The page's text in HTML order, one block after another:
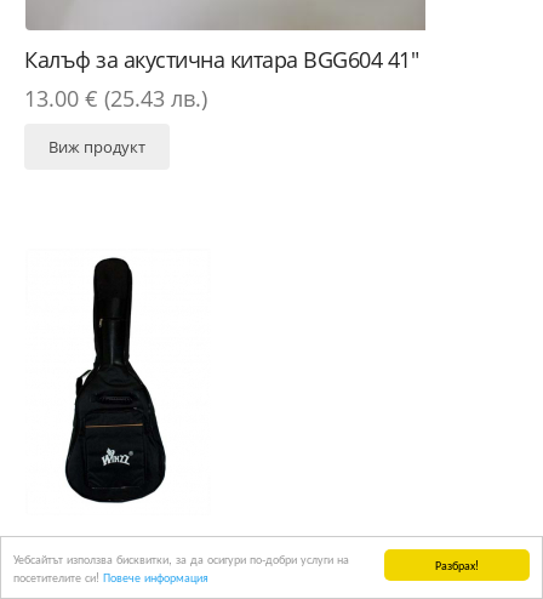
Разбрах!
Уебсайтът използва бисквитки, за да осигури по-добри услуги на
посетителите си! Повече информация
Калъф за акустична китара BGG604 41"
13.00 € (25.43 лв.)
Виж продукт
Калъф за класическа киатара Winzz BGF615-39
NEW